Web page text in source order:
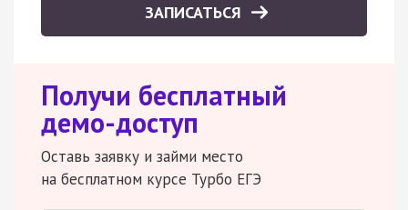
ЗАПИСАТЬСЯ
Получи бесплатный
демо-доступ
Оставь заявку и займи место
на бесплатном курсе Турбо ЕГЭ